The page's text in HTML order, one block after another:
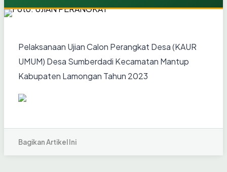
Pelaksanaan Ujian Calon Perangkat Desa (KAUR
UMUM) Desa Sumberdadi Kecamatan Mantup
Kabupaten Lamongan Tahun 2023
Bagikan Artikel Ini